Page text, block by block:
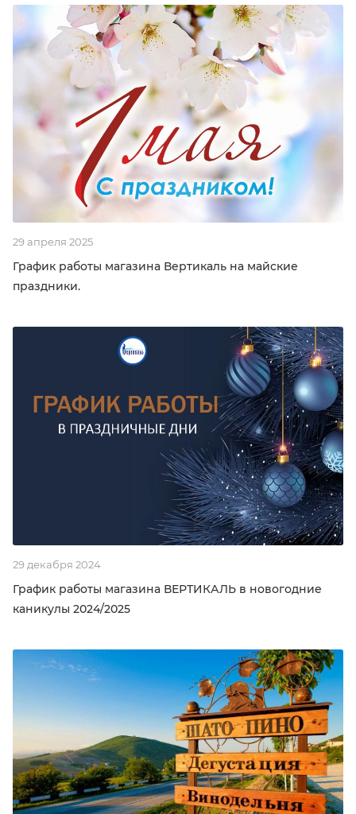
29 апреля 2025
График работы магазина Вертикаль на майские
праздники.
29 декабря 2024
График работы магазина ВЕРТИКАЛЬ в новогодние
каникулы 2024/2025